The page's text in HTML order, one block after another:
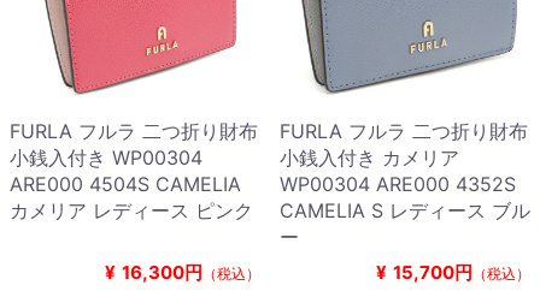
FURLA フルラ 二つ折り財布
小銭入付き WP00304
ARE000 4504S CAMELIA
カメリア レディース ピンク
¥ 16,300円 （税込）
FURLA フルラ 二つ折り財布
小銭入付き カメリア
WP00304 ARE000 4352S
CAMELIA S レディース ブル
ー
¥ 15,700円 （税込）